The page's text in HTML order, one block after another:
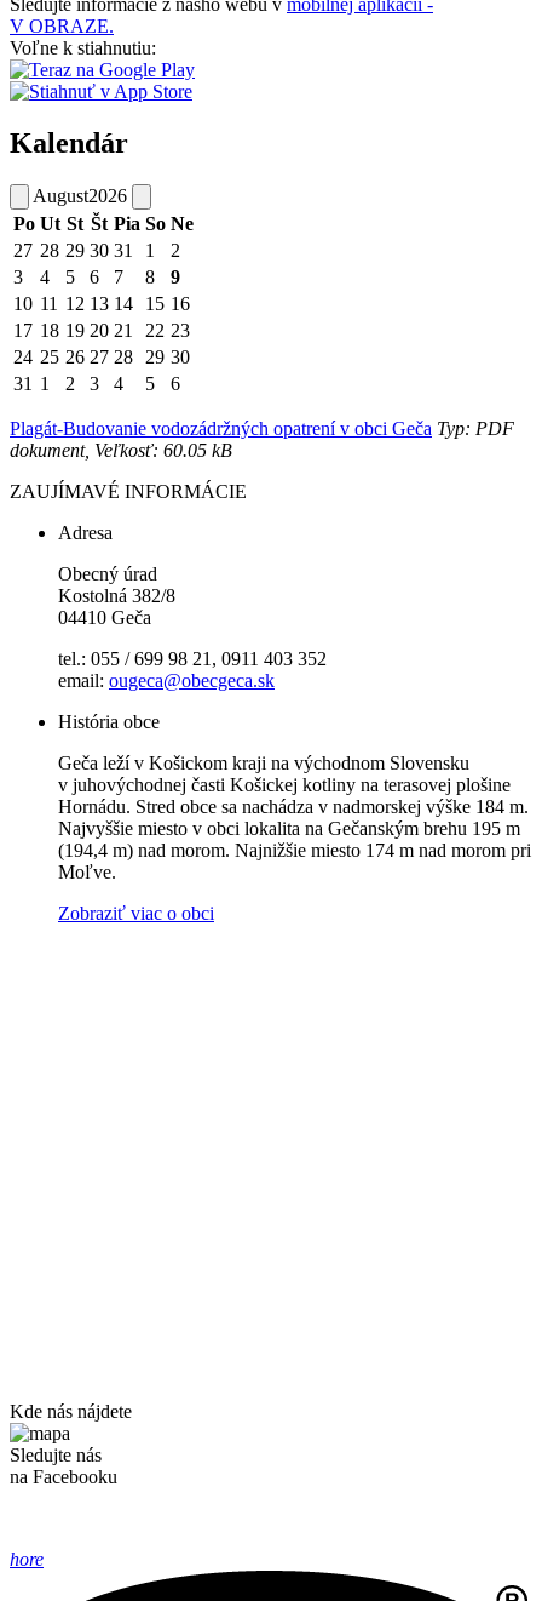
Sledujte informácie z nášho webu v mobilnej aplikácii -
V OBRAZE.
Voľne k stiahnutiu:
Kalendár
August2026
Po Ut St Št Pia So Ne
27 28 29 30 31 1
2
3
4 5 6 7 8
9
10 11 12 13 14 15 16
17 18 19 20 21 22 23
24 25 26 27 28 29 30
31 1 2 3 4 5 6
Plagát-Budovanie vodozádržných opatrení v obci Geča Typ: PDF
dokument, Veľkosť: 60.05 kB
ZAUJÍMAVÉ INFORMÁCIE
Adresa
Obecný úrad
Kostolná 382/8
04410 Geča
tel.: 055 / 699 98 21, 0911 403 352
email: ougeca@obecgeca.sk
História obce
Geča leží v Košickom kraji na východnom Slovensku
v juhovýchodnej časti Košickej kotliny na terasovej plošine
Hornádu. Stred obce sa nachádza v nadmorskej výške 184 m.
Najvyššie miesto v obci lokalita na Gečanským brehu 195 m
(194,4 m) nad morom. Najnižšie miesto 174 m nad morom pri
Moľve.
Zobraziť viac o obci
Kde nás nájdete
Sledujte nás
na Facebooku
hore